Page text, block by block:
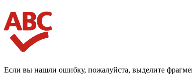
Если вы нашли ошибку, пожалуйста, выделите